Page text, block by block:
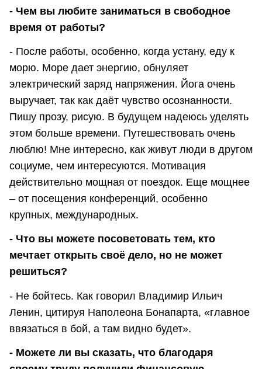
- Чем вы любите заниматься в свободное
время от работы?
- После работы, особенно, когда устану, еду к
морю. Море дает энергию, обнуляет
электрический заряд напряжения. Йога очень
выручает, так как даёт чувство осознанности.
Пишу прозу, рисую. В будущем надеюсь уделять
этом больше времени. Путешествовать очень
люблю! Мне интересно, как живут люди в другом
социуме, чем интересуются. Мотивация
действительно мощная от поездок. Еще мощнее
– от посещения конференций, особенно
крупных, международных.
- Что вы можете посоветовать тем, кто
мечтает открыть своё дело, но не может
решиться?
- Не бойтесь. Как говорил Владимир Ильич
Ленин, цитируя Наполеона Бонапарта, «главное
ввязаться в бой, а там видно будет».
- Можете ли вы сказать, что благодаря